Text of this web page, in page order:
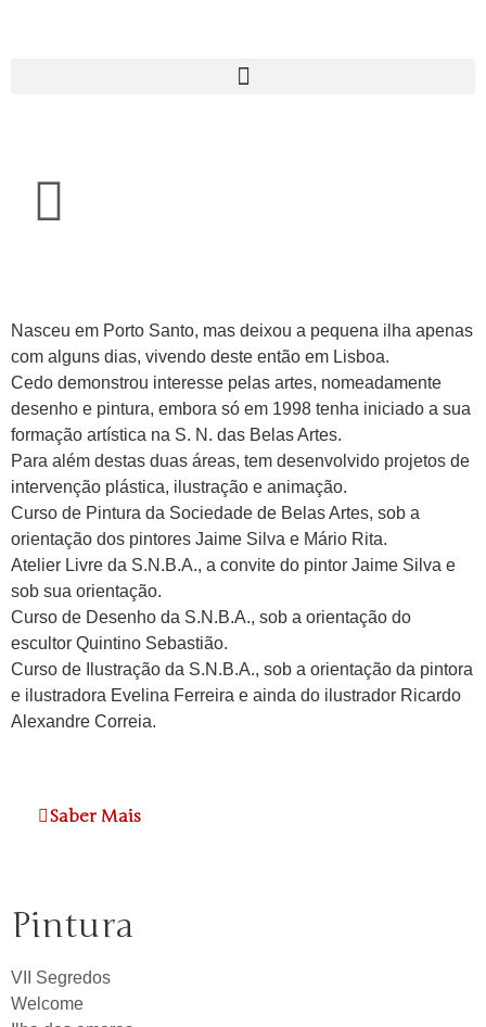
Nasceu em Porto Santo, mas deixou a pequena ilha apenas
com alguns dias, vivendo deste então em Lisboa.
Cedo demonstrou interesse pelas artes, nomeadamente
desenho e pintura, embora só em 1998 tenha iniciado a sua
formação artística na S. N. das Belas Artes.
Para além destas duas áreas, tem desenvolvido projetos de
intervenção plástica, ilustração e animação.
Curso de Pintura da Sociedade de Belas Artes, sob a
orientação dos pintores Jaime Silva e Mário Rita.
Atelier Livre da S.N.B.A., a convite do pintor Jaime Silva e
sob sua orientação.
Curso de Desenho da S.N.B.A., sob a orientação do
escultor Quintino Sebastião.
Curso de Ilustração da S.N.B.A., sob a orientação da pintora
e ilustradora Evelina Ferreira e ainda do ilustrador Ricardo
Alexandre Correia.
Saber Mais
Pintura
VII Segredos
Welcome